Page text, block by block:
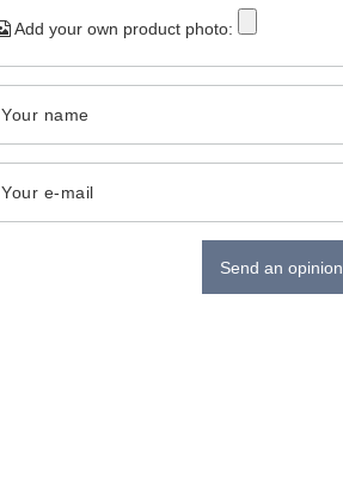
Add your own product photo:
Your name
Your e-mail
Send an opinion